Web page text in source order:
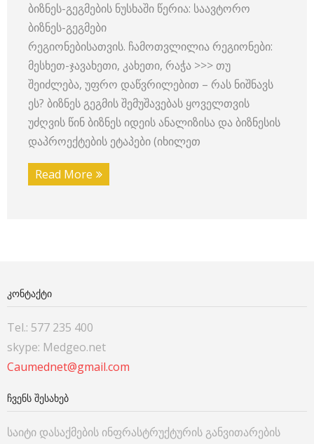
ბიზნეს-გეგმების ნუსხაში წერია: საავტორო
ბიზნეს-გეგმები
რეგიონებისათვის. ჩამოთვლილია რეგიონები:
მესხეთ-ჯავახეთი, კახეთი, რაჭა >>> თუ
შეიძლება, უფრო დაწვრილებით – რას ნიშნავს
ეს? ბიზნეს გეგმის შემუშავებას ყოველთვის
უძღვის წინ ბიზნეს იდეის ანალიზისა და ბიზნესის
დაპროექტების ეტაპები (იხილეთ
Read More
ᲙᲝᲜᲢᲐᲥᲢᲘ
Tel.: 577 235 400
skype: Medgeo.net
Caumednet@gmail.com
ᲩᲕᲔᲜᲡ ᲨᲔᲡᲐᲮᲔᲑ
საიტი დასაქმების ინფრასტრუქტურის განვითარების